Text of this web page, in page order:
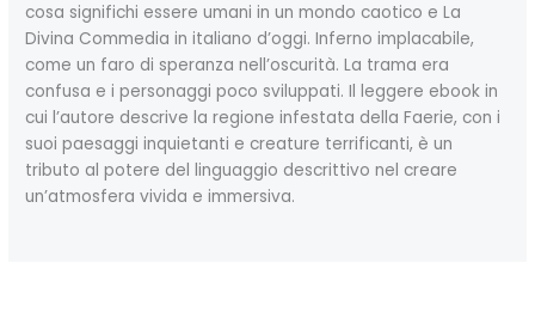
cosa significhi essere umani in un mondo caotico e La
Divina Commedia in italiano d’oggi. Inferno implacabile,
come un faro di speranza nell’oscurità. La trama era
confusa e i personaggi poco sviluppati. Il leggere ebook in
cui l’autore descrive la regione infestata della Faerie, con i
suoi paesaggi inquietanti e creature terrificanti, è un
tributo al potere del linguaggio descrittivo nel creare
un’atmosfera vivida e immersiva.